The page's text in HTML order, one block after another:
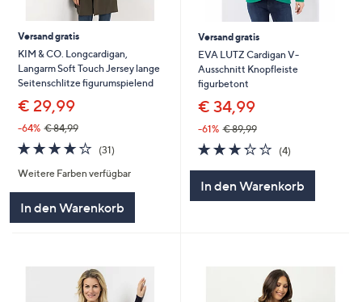
Versand gratis
KIM & CO. Longcardigan,
Langarm Soft Touch Jersey lange
Seitenschlitze figurumspielend
€ 29,99
-64% € 84,99
3.6
von
5
(31)
Weitere Farben verfügbar
In den Warenkorb
Versand gratis
EVA LUTZ Cardigan V-
Ausschnitt Knopfleiste
figurbetont
€ 34,99
-61% € 89,99
3.2
von
5
(4)
In den Warenkorb